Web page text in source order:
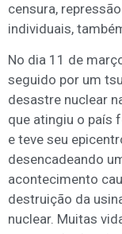
censura,
individuais,
No dia 11 de
seguido por um
desastre nuclear
que atingiu o país
e teve seu
desencadeando
acontecimento
destruição da
nuclear. Muitas